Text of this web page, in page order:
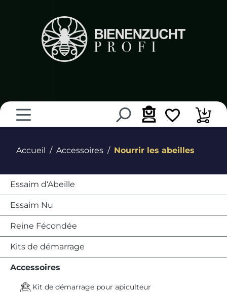
Accueil Accessoires Nourrir les abeilles
Essaim d‘Abeille
Essaim Nu
Reine Fécondée
Kits de démarrage
Accessoires
Kit de démarrage pour apiculteur